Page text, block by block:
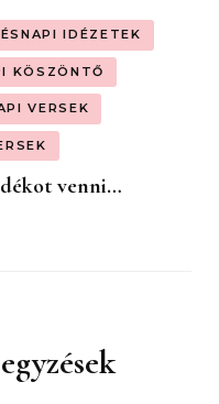
IDÉZETEK
KÖSZÖNTŐ
VERSEK
venni…